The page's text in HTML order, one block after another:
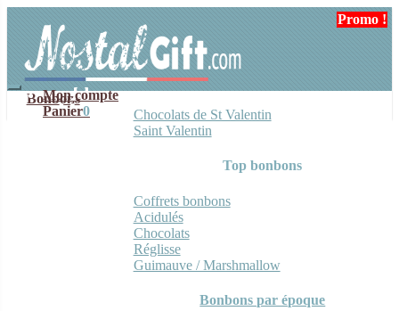
navigation
contenu
Mon compte
Panier0
Bonbons
Chocolats de St Valentin
Saint Valentin
Top bonbons
Coffrets bonbons
Acidulés
Chocolats
Réglisse
Guimauve / Marshmallow
Bonbons par époque
Promo !
Promo !
Promo !